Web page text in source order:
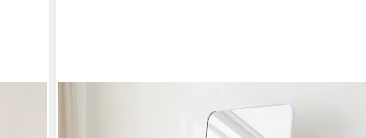
Spiegel Standspiegel Addrik, wahlweise in 2 Größen